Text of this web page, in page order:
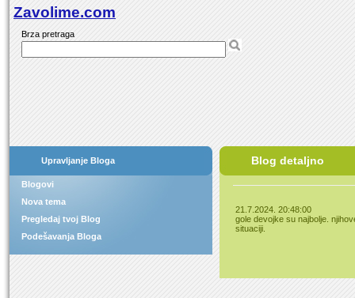
Zavolime.com
Brza pretraga
Upravljanje Bloga
Blogovi
Nova tema
Pregledaj tvoj Blog
Podešavanja Bloga
Blog detaljno
21.7.2024. 20:48:00
gole devojke su najbolje.
situaciji.